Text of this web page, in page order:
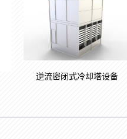
逆流密闭式冷却塔设备